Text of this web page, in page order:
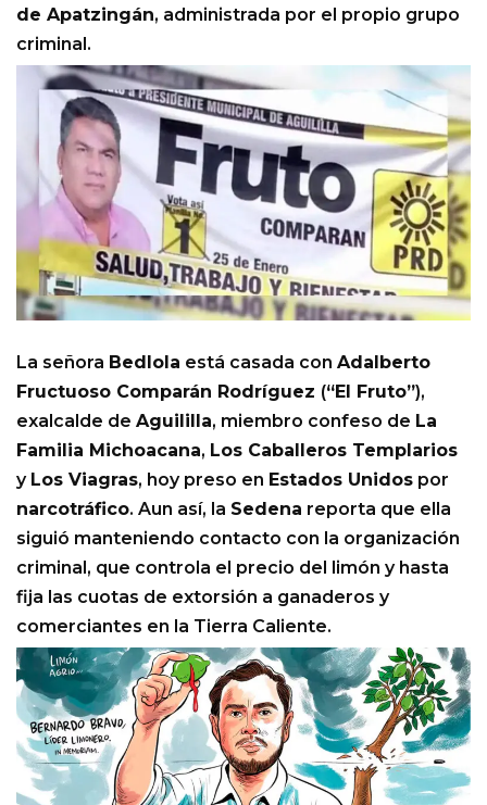
de Apatzingán, administrada por el propio grupo
criminal.
La señora Bedlola está casada con Adalberto
Fructuoso Comparán Rodríguez (“El Fruto”),
exalcalde de Aguililla, miembro confeso de La
Familia Michoacana, Los Caballeros Templarios
y Los Viagras, hoy preso en Estados Unidos por
narcotráfico. Aun así, la Sedena reporta que ella
siguió manteniendo contacto con la organización
criminal, que controla el precio del limón y hasta
fija las cuotas de extorsión a ganaderos y
comerciantes en la Tierra Caliente.